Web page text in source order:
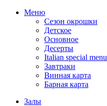
Меню
Сезон окрошки
Детское
Основное
Десерты
Italian special menu
Завтраки
Винная карта
Барная карта
Залы